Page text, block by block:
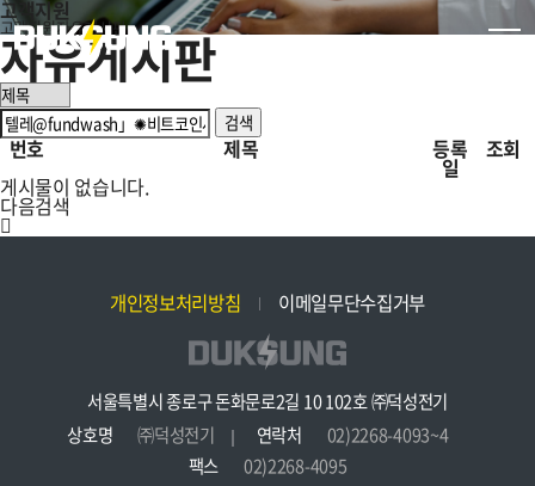
고객지원
고객지원자유게시판
자유게시판
검색
번호 제목 등록
일
조회
게시물이 없습니다.
다음검색
개인정보처리방침 이메일무단수집거부
서울특별시 종로구 돈화문로2길 10 102호 ㈜덕성전기
상호명
㈜덕성전기 연락처
02)2268-4093~4
팩스
02)2268-4095